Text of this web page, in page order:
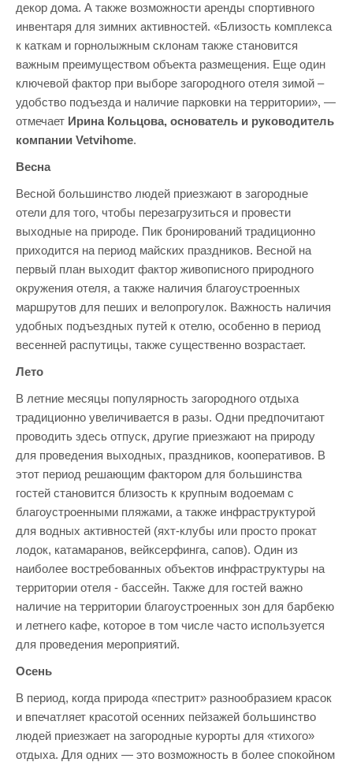
декор дома. А также возможности аренды спортивного
инвентаря для зимних активностей. «Близость комплекса
к каткам и горнолыжным склонам также становится
важным преимуществом объекта размещения. Еще один
ключевой фактор при выборе загородного отеля зимой –
удобство подъезда и наличие парковки на территории», —
отмечает Ирина Кольцова, основатель и руководитель
компании Vetvihome.
Весна
Весной большинство людей приезжают в загородные
отели для того, чтобы перезагрузиться и провести
выходные на природе. Пик бронирований традиционно
приходится на период майских праздников. Весной на
первый план выходит фактор живописного природного
окружения отеля, а также наличия благоустроенных
маршрутов для пеших и велопрогулок. Важность наличия
удобных подъездных путей к отелю, особенно в период
весенней распутицы, также существенно возрастает.
Лето
В летние месяцы популярность загородного отдыха
традиционно увеличивается в разы. Одни предпочитают
проводить здесь отпуск, другие приезжают на природу
для проведения выходных, праздников, кооперативов. В
этот период решающим фактором для большинства
гостей становится близость к крупным водоемам с
благоустроенными пляжами, а также инфраструктурой
для водных активностей (яхт-клубы или просто прокат
лодок, катамаранов, вейксерфинга, сапов). Один из
наиболее востребованных объектов инфраструктуры на
территории отеля - бассейн. Также для гостей важно
наличие на территории благоустроенных зон для барбекю
и летнего кафе, которое в том числе часто используется
для проведения мероприятий.
Осень
В период, когда природа «пестрит» разнообразием красок
и впечатляет красотой осенних пейзажей большинство
людей приезжает на загородные курорты для «тихого»
отдыха. Для одних — это возможность в более спокойном